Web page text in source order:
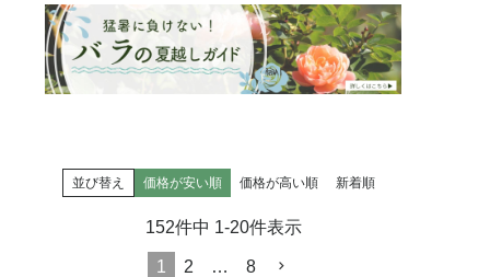
並び替え 価格が安い順 価格が高い順 新着順
152件中 1-20件表示
1 2 … 8